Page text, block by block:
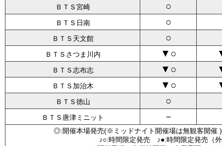
ＢＴＳ宮崎 ○
ＢＴＳ日南 ○
ＢＴＳ天文館 ○
ＢＴＳさつま川内 ▼○
ＢＴＳ志布志 ▼○
ＢＴＳ加治木 ▼○
ＢＴＳ徳山 ○
ＢＴＳ唐津ミニット －
◎:開催本場発売(※ミッドナイト開催場は無観客
♪○:時間限定発売 ♪●:時間限定発売